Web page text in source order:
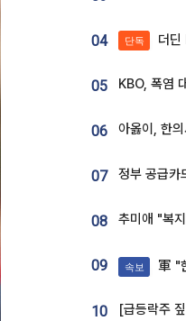
04 단독 더딘 PF
05
06
07
08
09 속보 軍 "한
10